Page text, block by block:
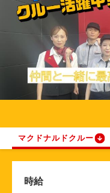
マクドナルドクルー
時給